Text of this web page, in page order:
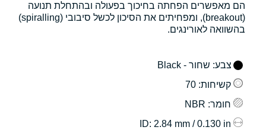
הם מאפשרים הפחתה בחיכוך בפעולה ובהתחלת תנועה
(breakout), ומפחיתים את הסיכון לכשל סיבובי (spiralling)
בהשוואה לאורינגים.
צבע: שחור - Black
קשיחות: 70
חומר: NBR
: 2.84 mm / 0.130 in